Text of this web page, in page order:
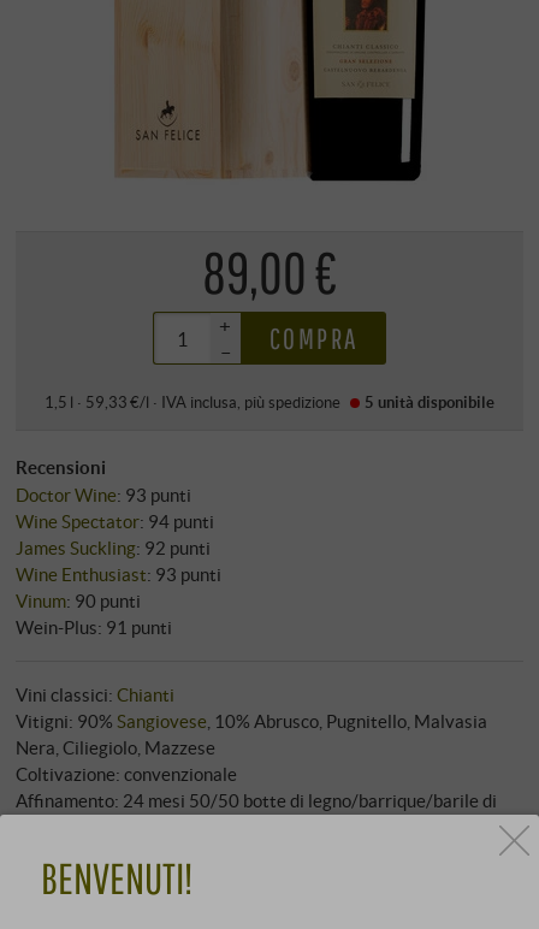
89,00 €
+
–
COMPRA
1,5 l · 59,33 €/l · IVA inclusa , più spedizione 5 unità disponibile
Recensioni
Doctor Wine: 93 punti
Wine Spectator: 94 punti
James Suckling: 92 punti
Wine Enthusiast: 93 punti
Vinum: 90 punti
Wein-Plus: 91 punti
Vini classici:Chianti
Vitigni: 90%Sangiovese , 10% Abrusco, Pugnitello, Malvasia
Nera, Ciliegiolo, Mazzese
Coltivazione: convenzionale
Affinamento: 24 mesi 50/50 botte di legno/barrique/barile di
Gradazione alcolica: 13,50 % vol
BENVENUTI!